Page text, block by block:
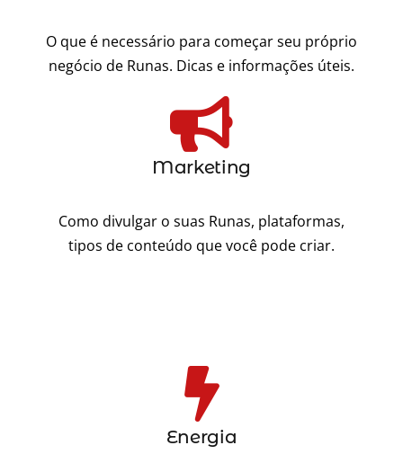
O que é necessário para começar seu próprio
negócio de Runas. Dicas e informações úteis.
Marketing
Como divulgar o suas Runas, plataformas,
tipos de conteúdo que você pode criar.
Energia